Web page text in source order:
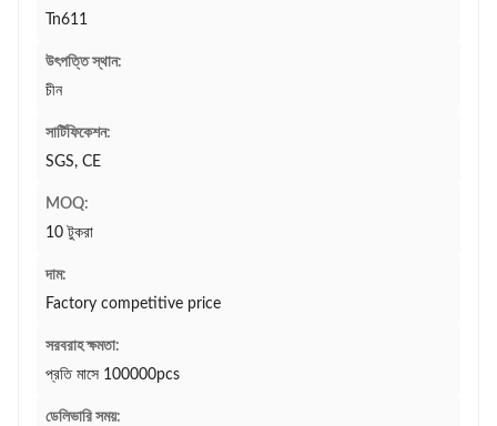
Tn611
উৎপত্তি স্থান:
চীন
সার্টিফিকেশন:
SGS, CE
MOQ:
10 টুকরা
দাম:
Factory competitive price
সরবরাহ ক্ষমতা:
প্রতি মাসে 100000pcs
ডেলিভারি সময়: